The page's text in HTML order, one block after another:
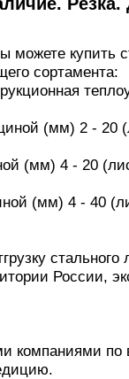
купить
сортамента:
(мм) 2 - 20
(мм) 4 - 20
(мм) 4 - 40
стального
России,
компаниями